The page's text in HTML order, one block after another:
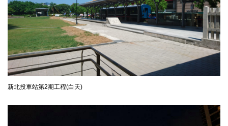
年
文
化
節
慶
廉
專
新北投車站第2期工程(白天)